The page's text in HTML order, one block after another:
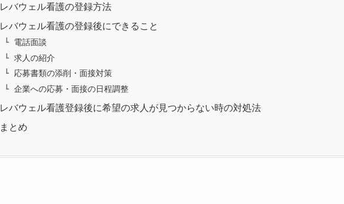
レバウェル看護の登録方法
レバウェル看護の登録後にできること
電話面談
求人の紹介
応募書類の添削・面接対策
企業への応募・面接の日程調整
レバウェル看護登録後に希望の求人が見つからない時の対処法
まとめ